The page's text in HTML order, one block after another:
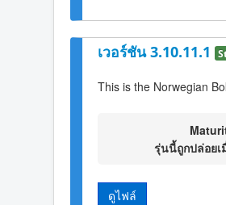
เวอร์ชัน 3.10.11.1
This is the Norwegian
รุ่นนี้ถูกปล่อยเ
ดูไฟล์